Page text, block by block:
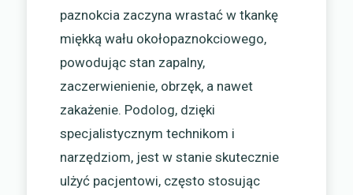
paznokcia zaczyna wrastać w tkankę
miękką wału okołopaznokciowego,
powodując stan zapalny,
zaczerwienienie, obrzęk, a nawet
zakażenie. Podolog, dzięki
specjalistycznym technikom i
narzędziom, jest w stanie skutecznie
ulżyć pacjentowi, często stosując